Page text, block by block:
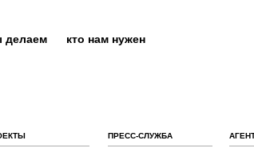
делаем кто нам нужен
ПРЕСС-СЛУЖБА